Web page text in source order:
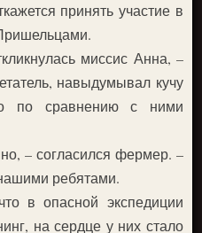
принять участие в
миссис Анна, –
навыдумывал кучу
по сравнению с ними
– согласился фермер. –
ребятами.
в опасной экспедиции
на сердце у них стало